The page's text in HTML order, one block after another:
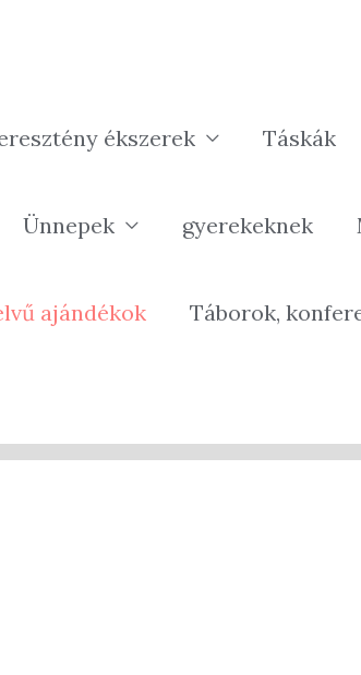
ékszerek Táskák
Ünnepek gyerekeknek
ajándékok Táborok,